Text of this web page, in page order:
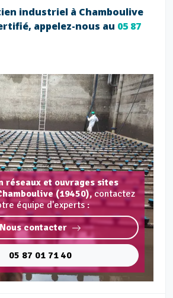
industriel à Chamboulive
appelez-nous au 05 87
réseaux et ouvrages sites
(19450), contactez
équipe d'experts :
Nous contacter
05 87 01 71 40